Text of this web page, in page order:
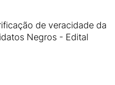
de veracidade da
Negros - Edital